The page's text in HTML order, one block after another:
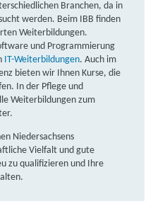
Fortbildungs
Hannover Partner
| Windausstraße 1,
Branchen, da in
werden. Beim IBB finden
Weiterbildungen.
und Programmierung
IT-Weiterbildungen. Auch im
bieten wir Ihnen Kurse, die
In der Pflege und
Weiterbildungen zum
Niedersachsens
Vielfalt und gute
zu qualifizieren und Ihre